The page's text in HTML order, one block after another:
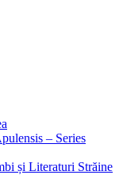
– Series
și Literaturi Străine